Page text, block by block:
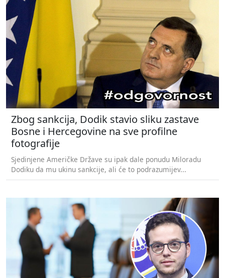
Zbog sankcija, Dodik stavio sliku zastave
Bosne i Hercegovine na sve profilne
fotografije
Sjedinjene Američke Države su ipak dale ponudu Miloradu
Dodiku da mu ukinu sankcije, ali će to podrazumijev...